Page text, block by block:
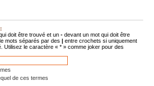
doit être trouvé et un - devant un mot qui doit être
mots séparés par des | entre crochets si uniquement
Utilisez le caractère « * » comme joker pour des
de ces termes